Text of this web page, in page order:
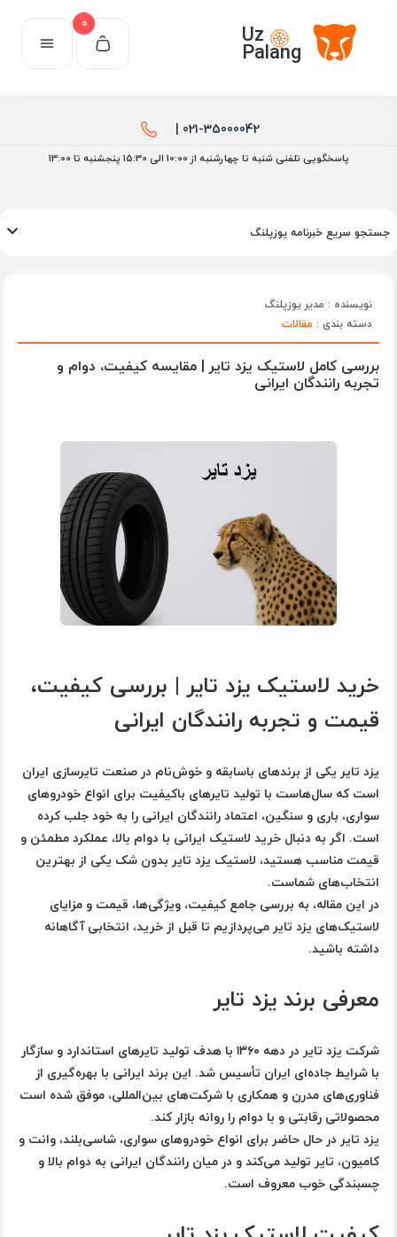
Uz
Palang
0
021-35000042 |
پاسخگویی تلفنی شنبه تا چهارشنبه از 10:00 الی ۱۵:30 پنجشنبه تا 13:00
جستجو سریع خبرنامه یوزپلنگ
نویسنده : مدیر یوزپلنگ
دسته بندی : مقالات
بررسی کامل لاستیک یزد تایر | مقایسه کیفیت، دوام و
تجربه رانندگان ایرانی
خرید لاستیک یزد تایر | بررسی کیفیت،
قیمت و تجربه رانندگان ایرانی
یزد تایر یکی از برندهای باسابقه و خوش‌نام در صنعت تایرسازی ایران
است که سال‌هاست با تولید تایرهای باکیفیت برای انواع خودروهای
سواری، باری و سنگین، اعتماد رانندگان ایرانی را به خود جلب کرده
است. اگر به دنبال خرید لاستیک ایرانی با دوام بالا، عملکرد مطمئن و
قیمت مناسب هستید، لاستیک یزد تایر بدون شک یکی از بهترین
انتخاب‌های شماست.
در این مقاله، به بررسی جامع کیفیت، ویژگی‌ها، قیمت و مزایای
لاستیک‌های یزد تایر می‌پردازیم تا قبل از خرید، انتخابی آگاهانه
داشته باشید.
معرفی برند یزد تایر
شرکت یزد تایر در دهه ۱۳۶۰ با هدف تولید تایرهای استاندارد و سازگار
با شرایط جاده‌ای ایران تأسیس شد. این برند ایرانی با بهره‌گیری از
فناوری‌های مدرن و همکاری با شرکت‌های بین‌المللی، موفق شده است
محصولاتی رقابتی و با دوام را روانه بازار کند.
یزد تایر در حال حاضر برای انواع خودروهای سواری، شاسی‌بلند، وانت و
کامیون، تایر تولید می‌کند و در میان رانندگان ایرانی به دوام بالا و
چسبندگی خوب معروف است.